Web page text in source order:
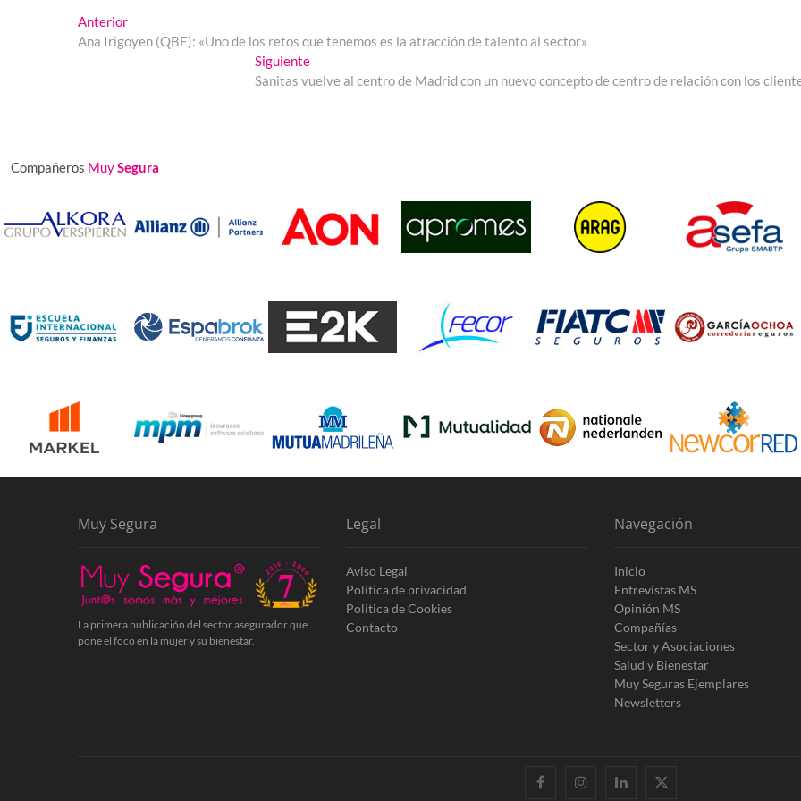
Navegación
de
AnteriorEntrada
anterior:
Ana Irigoyen (QBE): «Uno de los retos que tenemos es la atracción de talento al sector»
SiguienteEntrada
siguiente:
Sanitas vuelve al centro de Madrid con un nuevo concepto de centro de relación con los
Compañeros MuySegura
Muy Segura
La primera publicación del sector asegurador que
pone el foco en la mujer y su bienestar.
Legal
Aviso Legal
Política de privacidad
Política de Cookies
Contacto
Navegación
Inicio
Entrevistas MS
Opinión MS
Compañías
Sector y Asociaciones
Salud y Bienestar
Muy Seguras Ejemplares
Newsletters
facebookinstagram
linkedin